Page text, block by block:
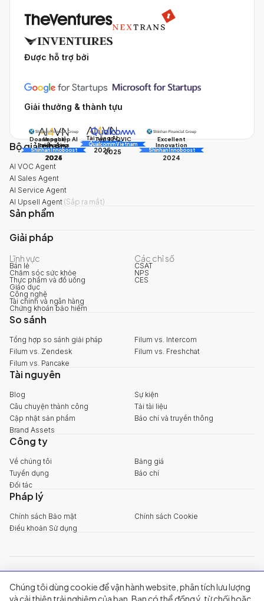
Được hỗ trợ bởi
Giải thưởng & thành tựu
Doanh nghiệp AI
triển vọng
AI Awards
2025
Tài năng AI
AI Awards
2025
Excellent
Innovation
Shinhan Innoboost
2024
Impact
Innovation
Shinhan Innoboost
2024
Top 10 QVIC
Qualcomm Vietnam
2025
Bộ giải pháp
AI VOC Agent
AI Sales Agent
AI Service Agent
AI Upsell Agent (Sắp ra mắt)
Sản phẩm
Giải pháp
Lĩnh vực
Bán lẻ
Chăm sóc sức khỏe
Thực phẩm và đồ uống
Giáo dục
Công nghệ
Tài chính và ngân hàng
Chứng khoán bảo hiểm
Các chỉ số
CSAT
NPS
CES
So sánh
Tổng hợp so sánh giải pháp
Filum vs. Intercom
Filum vs. Zendesk
Filum vs. Freshchat
Filum vs. Pancake
Tài nguyên
Blog
Sự kiện
Câu chuyện thành công
Tải tài liệu
Cập nhật sản phẩm
Báo chí và truyền thông
Brand Assets
Công ty
Về chúng tôi
Bảng giá
Tuyển dụng
Báo chí
Đối tác
Pháp lý
Chính sách Bảo mật
Chính sách Cookie
Điều khoản Sử dụng
+84 888 18 1313
Trụ sở chính: Tầng 03, 65-67 Đường B4, Khu đô thị Sala, Phường An
Chúng tôi dùng cookie để vận hành website, phân tích lưu lượng
và cải thiện trải nghiệm của bạn. Bạn có thể đồng ý, từ chối hoặc